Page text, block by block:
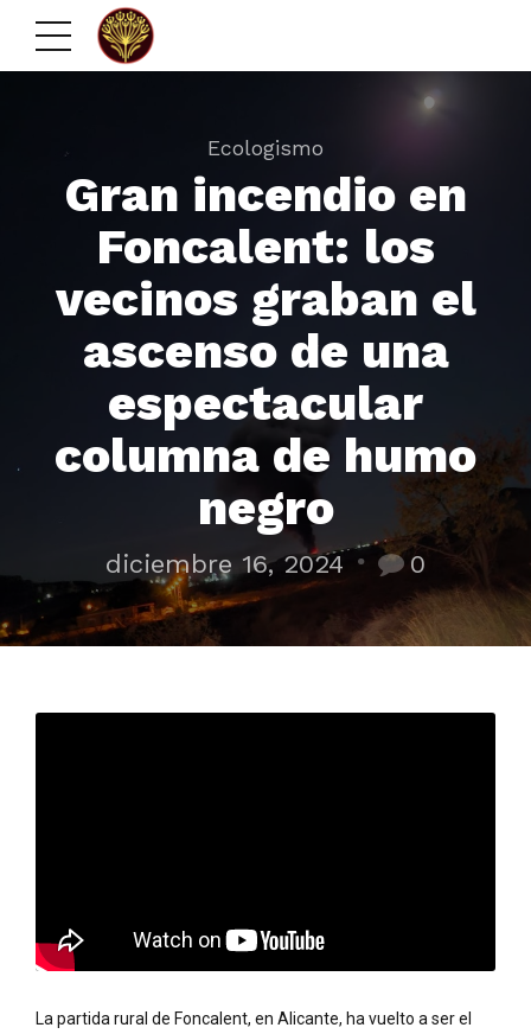
Ecologismo
Gran incendio en
Foncalent: los
vecinos graban el
ascenso de una
espectacular
columna de humo
negro
diciembre 16, 2024 0
La partida rural de Foncalent, en Alicante, ha vuelto a ser el